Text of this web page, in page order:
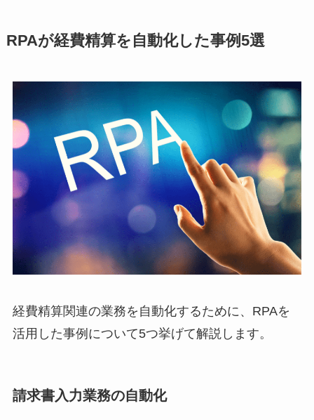
RPAが経費精算を自動化した事例5選
経費精算関連の業務を自動化するために、RPAを
活用した事例について5つ挙げて解説します。
請求書入力業務の自動化